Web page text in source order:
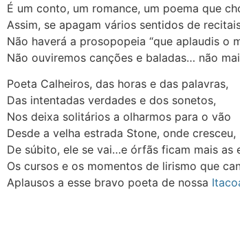
É um conto, um romance, um poema que
Assim, se apagam vários sentidos de
Não haverá a prosopopeia “que aplaudis o
Não ouviremos canções e baladas… não
Poeta Calheiros, das horas e das palavras,
Das intentadas verdades e dos sonetos,
Nos deixa solitários a olharmos para o vão
Desde a velha estrada Stone, onde cresceu,
De súbito, ele se vai…e órfãs ficam mais as
Os cursos e os momentos de lirismo que
Aplausos a esse bravo poeta de nossa